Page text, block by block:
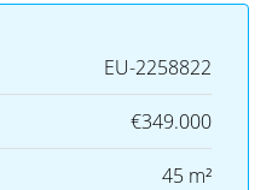
EU-2258822
€349.000
45 m²